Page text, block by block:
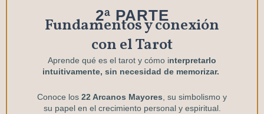
2ª PARTE
Fundamentos y conexión
con el Tarot
Aprende qué es el tarot y cómo interpretarlo
intuitivamente, sin necesidad de memorizar.
Conoce los 22 Arcanos Mayores, su simbolismo y
su papel en el crecimiento personal y espiritual.